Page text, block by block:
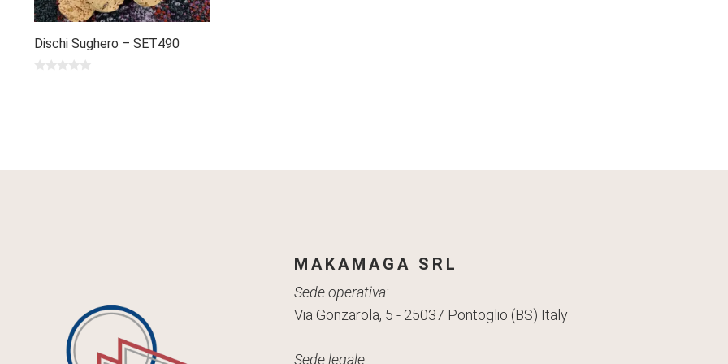
Dischi Sughero – SET490
MAKAMAGA SRL
Sede operativa:
Via Gonzarola, 5 - 25037 Pontoglio (BS) Italy
Sede legale: